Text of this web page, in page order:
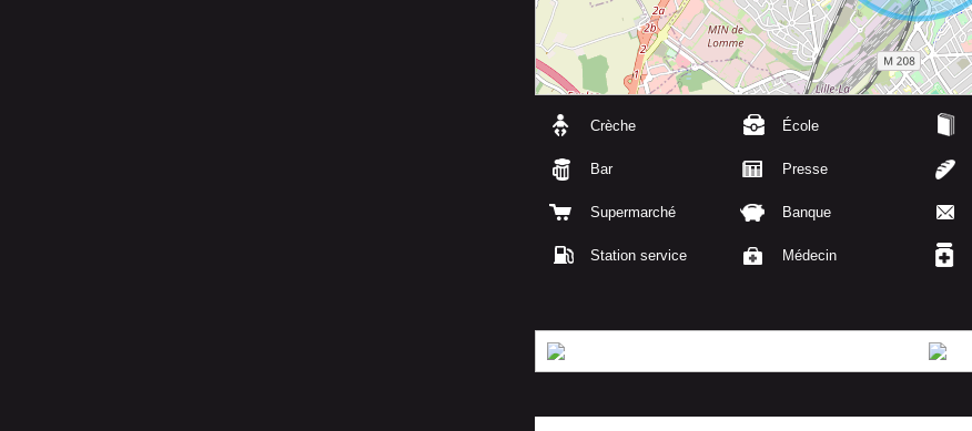
Crèche École
Bar Presse
Supermarché Banque
Station service Médecin